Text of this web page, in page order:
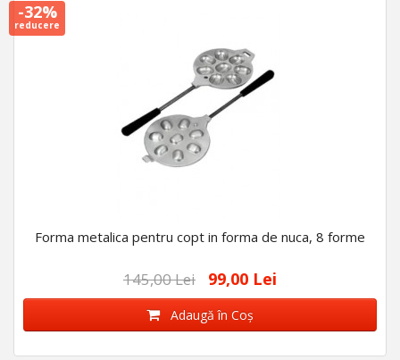
-32%
reducere
Forma metalica pentru copt in forma de nuca, 8 forme
145,00 Lei 99,00 Lei
Adaugă în Coş